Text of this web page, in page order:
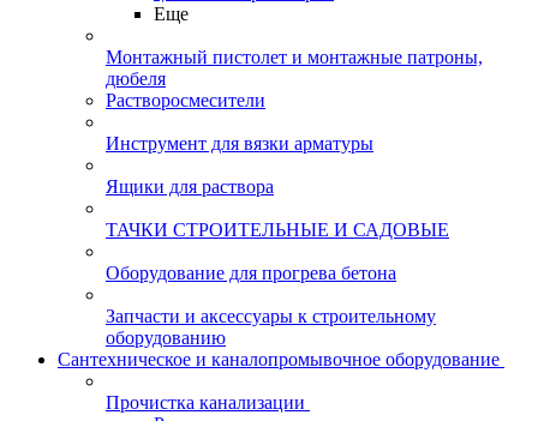
Еще
Монтажный пистолет и монтажные патроны,
дюбеля
Растворосмесители
Инструмент для вязки арматуры
Ящики для раствора
ТАЧКИ СТРОИТЕЛЬНЫЕ И САДОВЫЕ
Оборудование для прогрева бетона
Запчасти и аксессуары к строительному
оборудованию
Сантехническое и каналопромывочное оборудование
Прочистка канализации